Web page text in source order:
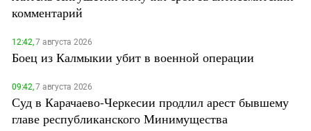
комментарий
12:42,7 августа 2026
Боец из Калмыкии убит в военной операции
09:42,7 августа 2026
Суд в Карачаево-Черкесии продлил арест бывшему
главе республиканского Минимущества